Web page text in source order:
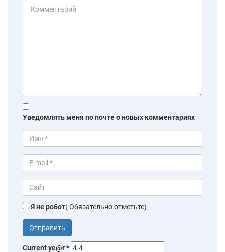
Уведомлять меня по почте о новых комментариях
Я не робот( Обязательно отметьте)
Current ye@r*